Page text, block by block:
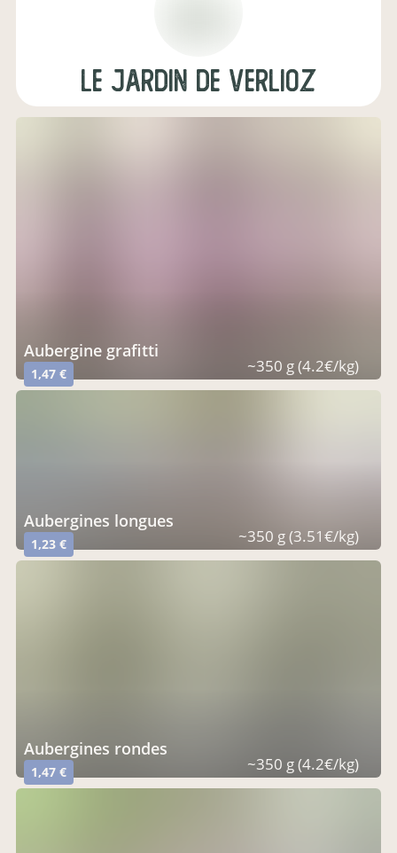
Le Jardin de Verlioz
aubergine grafitti
1,47 € ~350 g (4.2€/kg)
aubergines longues
1,23 € ~350 g (3.51€/kg)
aubergines rondes
1,47 € ~350 g (4.2€/kg)